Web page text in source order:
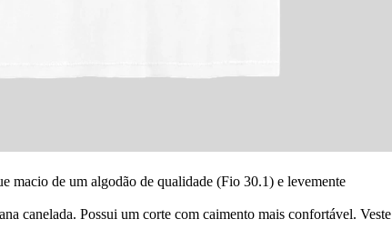
macio de um algodão de qualidade (Fio 30.1) e levemente
canelada. Possui um corte com caimento mais confortável. Veste